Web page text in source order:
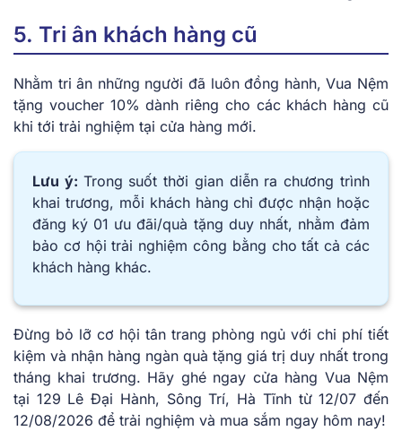
5. Tri ân khách hàng cũ
Nhằm tri ân những người đã luôn đồng hành, Vua Nệm
tặng voucher 10% dành riêng cho các khách hàng cũ
khi tới trải nghiệm tại cửa hàng mới.
Lưu ý: Trong suốt thời gian diễn ra chương trình
khai trương, mỗi khách hàng chỉ được nhận hoặc
đăng ký 01 ưu đãi/quà tặng duy nhất, nhằm đảm
bảo cơ hội trải nghiệm công bằng cho tất cả các
khách hàng khác.
Đừng bỏ lỡ cơ hội tân trang phòng ngủ với chi phí tiết
kiệm và nhận hàng ngàn quà tặng giá trị duy nhất trong
tháng khai trương. Hãy ghé ngay cửa hàng Vua Nệm
tại 129 Lê Đại Hành, Sông Trí, Hà Tĩnh từ 12/07 đến
12/08/2026 để trải nghiệm và mua sắm ngay hôm nay!